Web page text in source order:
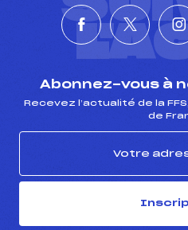
Abonnez-vous à
Recevez l’actualité de la
de